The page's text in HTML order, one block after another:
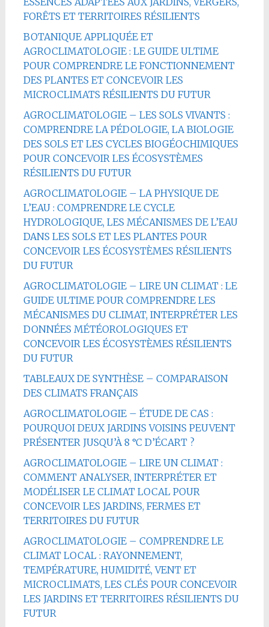
FORÊTS ET TERRITOIRES RÉSILIENTS
BOTANIQUE APPLIQUÉE ET
AGROCLIMATOLOGIE : LE GUIDE ULTIME
POUR COMPRENDRE LE FONCTIONNEMENT
DES PLANTES ET CONCEVOIR LES
MICROCLIMATS RÉSILIENTS DU FUTUR
AGROCLIMATOLOGIE – LES SOLS VIVANTS :
COMPRENDRE LA PÉDOLOGIE, LA BIOLOGIE
DES SOLS ET LES CYCLES BIOGÉOCHIMIQUES
POUR CONCEVOIR LES ÉCOSYSTÈMES
RÉSILIENTS DU FUTUR
AGROCLIMATOLOGIE – LA PHYSIQUE DE
L’EAU : COMPRENDRE LE CYCLE
HYDROLOGIQUE, LES MÉCANISMES DE L’EAU
DANS LES SOLS ET LES PLANTES POUR
CONCEVOIR LES ÉCOSYSTÈMES RÉSILIENTS
DU FUTUR
AGROCLIMATOLOGIE – LIRE UN CLIMAT : LE
GUIDE ULTIME POUR COMPRENDRE LES
MÉCANISMES DU CLIMAT, INTERPRÉTER LES
DONNÉES MÉTÉOROLOGIQUES ET
CONCEVOIR LES ÉCOSYSTÈMES RÉSILIENTS
DU FUTUR
TABLEAUX DE SYNTHÈSE – COMPARAISON
DES CLIMATS FRANÇAIS
AGROCLIMATOLOGIE – ÉTUDE DE CAS :
POURQUOI DEUX JARDINS VOISINS PEUVENT
PRÉSENTER JUSQU’À 8 °C D’ÉCART ?
AGROCLIMATOLOGIE – LIRE UN CLIMAT :
COMMENT ANALYSER, INTERPRÉTER ET
MODÉLISER LE CLIMAT LOCAL POUR
CONCEVOIR LES JARDINS, FERMES ET
TERRITOIRES DU FUTUR
AGROCLIMATOLOGIE – COMPRENDRE LE
CLIMAT LOCAL : RAYONNEMENT,
TEMPÉRATURE, HUMIDITÉ, VENT ET
MICROCLIMATS, LES CLÉS POUR CONCEVOIR
LES JARDINS ET TERRITOIRES RÉSILIENTS DU
FUTUR